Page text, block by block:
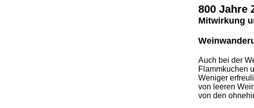
800 Jahre
Mitwirkung
Auch bei der
Flammkuchen
Weniger
von leeren
von den